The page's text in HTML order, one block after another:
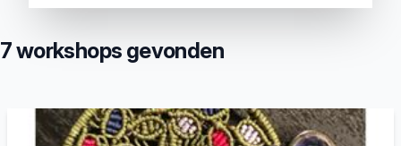
7 workshops gevonden